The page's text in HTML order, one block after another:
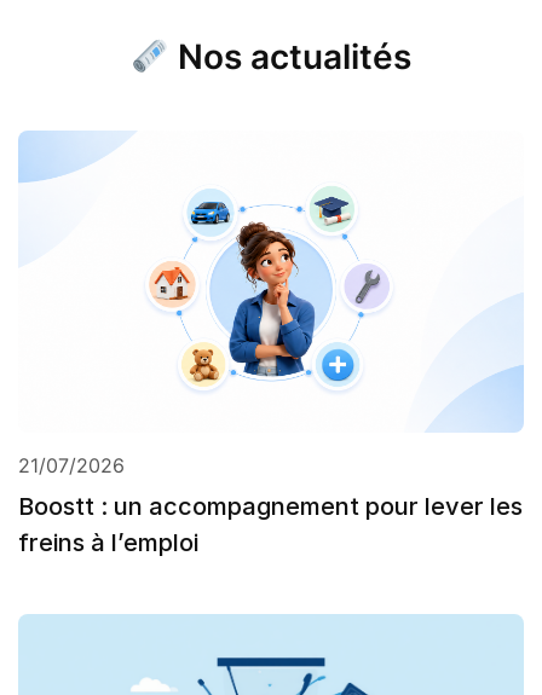
Nos actualités
21/07/2026
Boostt : un accompagnement pour lever les
freins à l’emploi